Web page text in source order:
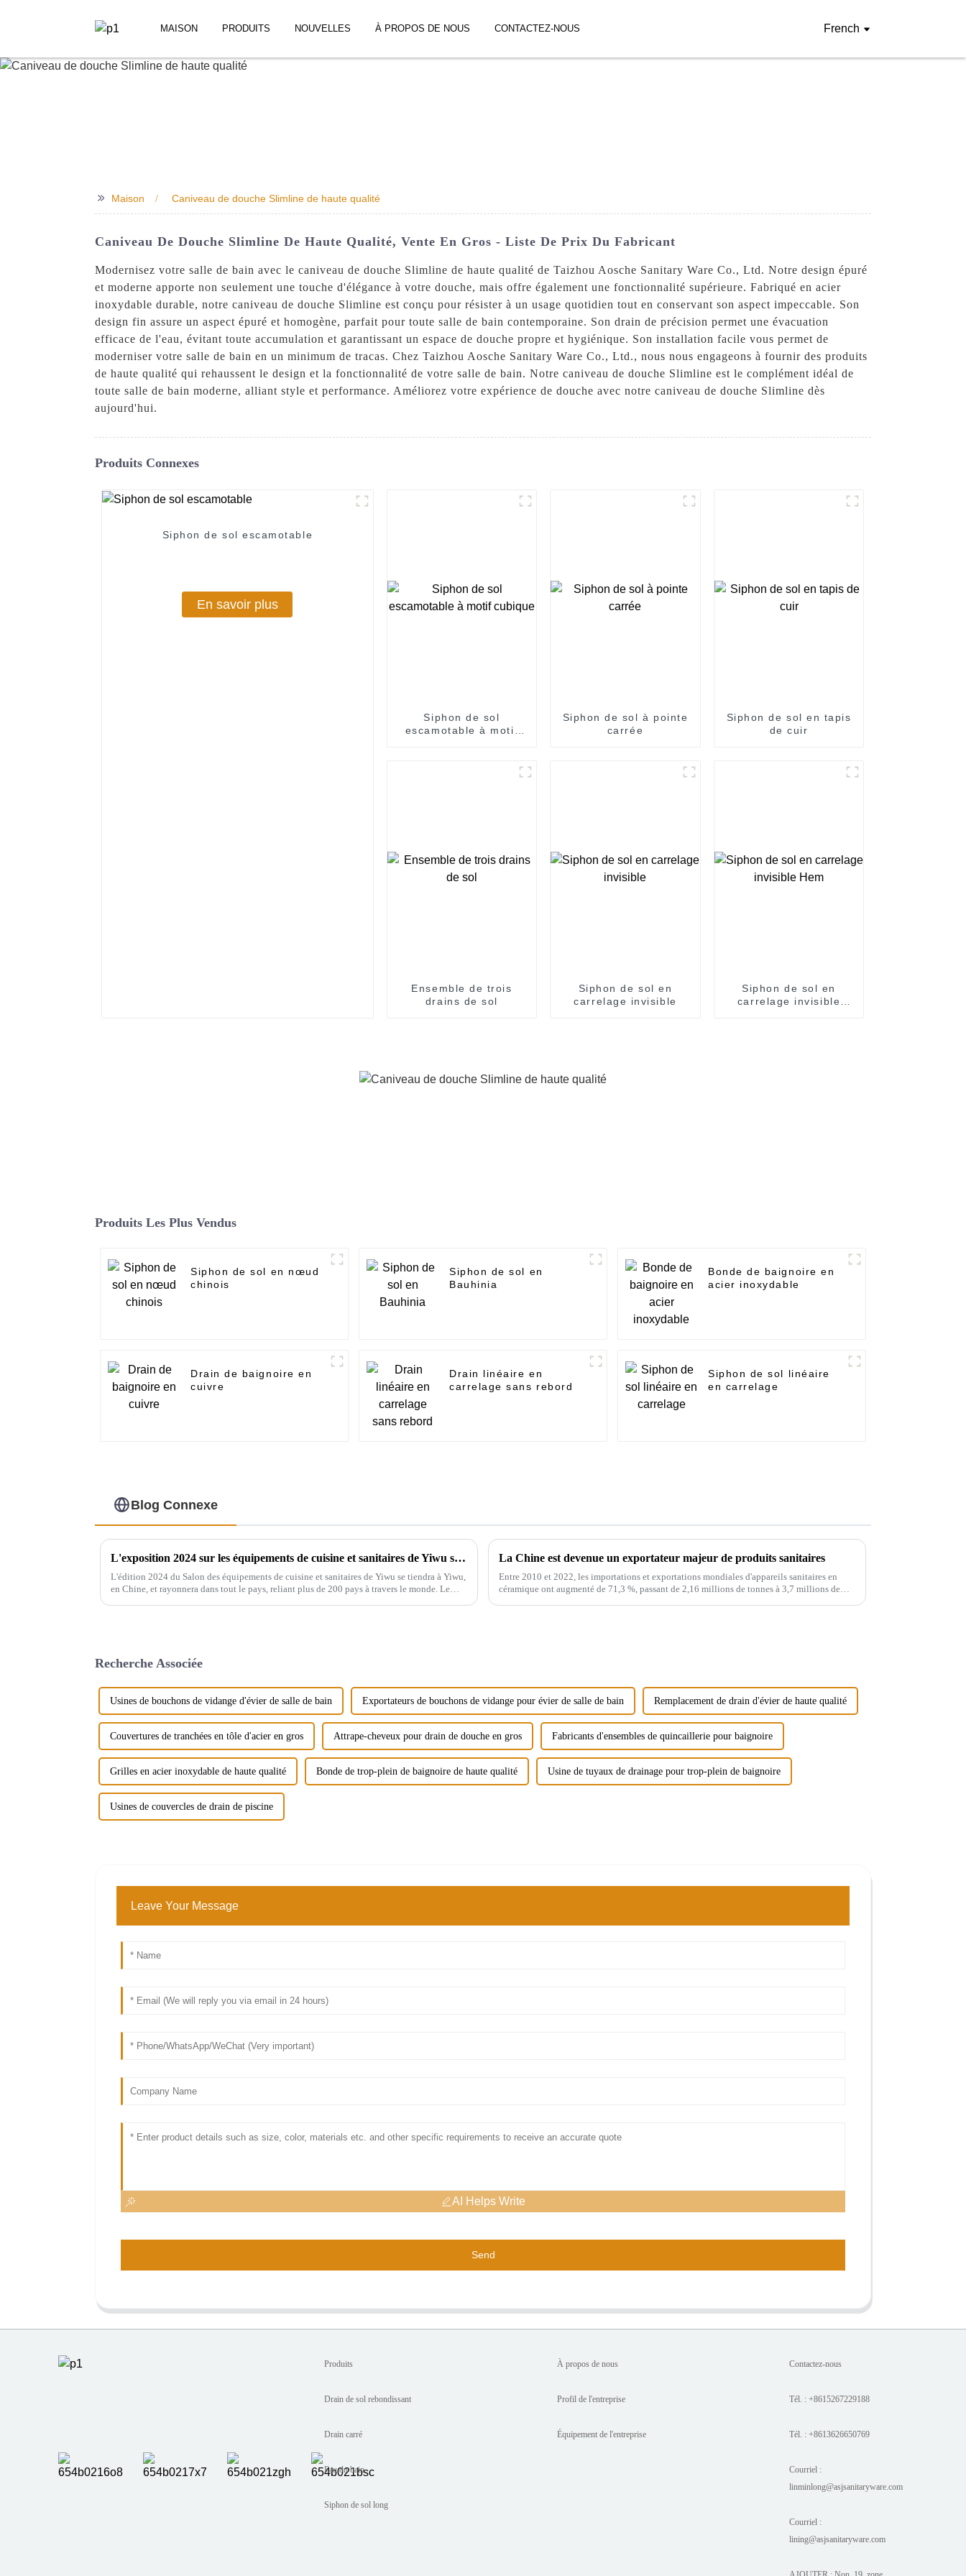
MAISON PRODUITS NOUVELLES À PROPOS DE NOUS CONTACTEZ-NOUS French
>> Maison Caniveau de douche Slimline de haute qualité
Caniveau De Douche Slimline De Haute Qualité, Vente En Gros - Liste De Prix Du Fabricant
Modernisez votre salle de bain avec le caniveau de douche Slimline de haute qualité de Taizhou Aosche Sanitary Ware Co., Ltd. Notre design épuré
et moderne apporte non seulement une touche d'élégance à votre douche, mais offre également une fonctionnalité supérieure. Fabriqué en acier
inoxydable durable, notre caniveau de douche Slimline est conçu pour résister à un usage quotidien tout en conservant son aspect impeccable. Son
design fin assure un aspect épuré et homogène, parfait pour toute salle de bain contemporaine. Son drain de précision permet une évacuation
efficace de l'eau, évitant toute accumulation et garantissant un espace de douche propre et hygiénique. Son installation facile vous permet de
moderniser votre salle de bain en un minimum de tracas. Chez Taizhou Aosche Sanitary Ware Co., Ltd., nous nous engageons à fournir des produits
de haute qualité qui rehaussent le design et la fonctionnalité de votre salle de bain. Notre caniveau de douche Slimline est le complément idéal de
toute salle de bain moderne, alliant style et performance. Améliorez votre expérience de douche avec notre caniveau de douche Slimline dès
aujourd'hui.
Produits Connexes
Siphon de sol escamotable
En savoir plus
Siphon de sol
escamotable à motif
Siphon de sol à pointe
carrée
Siphon de sol en tapis
de cuir
Ensemble de trois
drains de sol
Siphon de sol en
carrelage invisible
Siphon de sol en
carrelage invisible
Produits Les Plus Vendus
Siphon de sol en nœud
chinois
Siphon de sol en
Bauhinia
Bonde de baignoire en
acier inoxydable
Drain de baignoire en
cuivre
Drain linéaire en
carrelage sans rebord
Siphon de sol linéaire
en carrelage
Blog Connexe
L'exposition 2024 sur les équipements de cuisine et sanitaires de Yiwu se tiendra du 28 au 30 de ce mois au centre d'exposition international de Yiwu.
L'édition 2024 du Salon des équipements de cuisine et sanitaires de Yiwu se tiendra à Yiwu,
en Chine, et rayonnera dans tout le pays, reliant plus de 200 pays à travers le monde. Le
La Chine est devenue un exportateur majeur de produits sanitaires
Entre 2010 et 2022, les importations et exportations mondiales d'appareils sanitaires en
céramique ont augmenté de 71,3 %, passant de 2,16 millions de tonnes à 3,7 millions de
Recherche Associée
Usines de bouchons de vidange d'évier de salle de bain Exportateurs de bouchons de vidange pour évier de salle de bain Remplacement de drain d'évier de haute qualité
Couvertures de tranchées en tôle d'acier en gros Attrape-cheveux pour drain de douche en gros Fabricants d'ensembles de quincaillerie pour baignoire
Grilles en acier inoxydable de haute qualité Bonde de trop-plein de baignoire de haute qualité Usine de tuyaux de drainage pour trop-plein de baignoire
Usines de couvercles de drain de piscine
Leave Your Message
AI Helps Write
Send
Produits
Drain de sol rebondissant
Drain carré
Eau du bain
Siphon de sol long
À propos de nous
Profil de l'entreprise
Équipement de l'entreprise
Contactez-nous
Tél. : +8615267229188
Tél. : +8613626650769
Courriel :
linminlong@asjsanitaryware.com
Courriel :
lining@asjsanitaryware.com